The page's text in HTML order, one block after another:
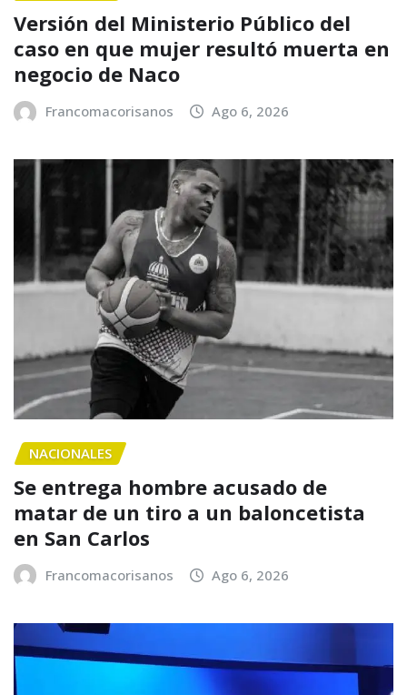
Versión del Ministerio Público del
caso en que mujer resultó muerta en
negocio de Naco
Francomacorisanos Ago 6, 2026
NACIONALES
Se entrega hombre acusado de
matar de un tiro a un baloncetista
en San Carlos
Francomacorisanos Ago 6, 2026